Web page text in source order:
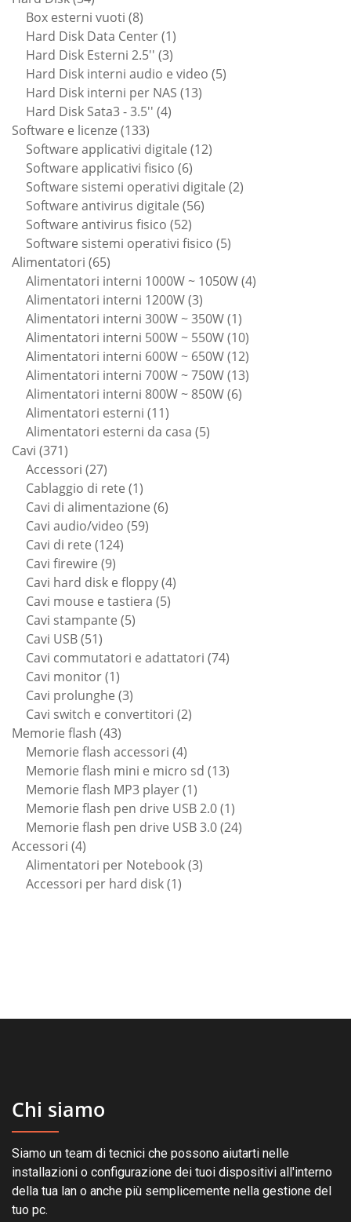
prodotti
Box esterni vuoti 88
prodotti
Hard Disk Data Center 11
prodotto
Hard Disk Esterni 2.5'' 33
prodotti
Hard Disk interni audio e video 55
Hard Disk interni per NAS 1313
Hard Disk Sata3 - 3.5'' 44
Software e licenze 133133
prodotti
Software applicativi digitale 1212
Software applicativi fisico 66
prodotti
Software sistemi operativi digitale 22
Software antivirus digitale 5656
Software antivirus fisico 5252
prodotti
Software sistemi operativi fisico 55
Alimentatori 6565
prodotti
Alimentatori interni 1000W ~ 1050W 44
Alimentatori interni 1200W 33
prodotti
Alimentatori interni 300W ~ 350W 11
prodotto
Alimentatori interni 500W ~ 550W 1010
prodotti
Alimentatori interni 600W ~ 650W 1212
prodotti
Alimentatori interni 700W ~ 750W 1313
Alimentatori interni 800W ~ 850W 66
Alimentatori esterni 1111
prodotti
Alimentatori esterni da casa 55
Cavi 371371
prodotti
Accessori 2727
prodotti
Cablaggio di rete 11
prodotto
Cavi di alimentazione 66
Cavi audio/video 5959
Cavi di rete 124124
Cavi firewire 99
prodotti
Cavi hard disk e floppy 44
Cavi mouse e tastiera 55
Cavi stampante 55
Cavi USB 5151
prodotti
Cavi commutatori e adattatori 7474
Cavi monitor 11
prodotto
Cavi prolunghe 33
prodotti
Cavi switch e convertitori 22
Memorie flash 4343
prodotti
Memorie flash accessori 44
prodotti
Memorie flash mini e micro sd 1313
Memorie flash MP3 player 11
prodotto
Memorie flash pen drive USB 2.0 11
prodotto
Memorie flash pen drive USB 3.0 2424
Accessori 44
prodotti
Alimentatori per Notebook 33
Accessori per hard disk 11
Chi siamo
Siamo un team di tecnici che possono aiutarti nelle
installazioni o configurazione dei tuoi dispositivi all'interno
della tua lan o anche più semplicemente nella gestione del
tuo pc.